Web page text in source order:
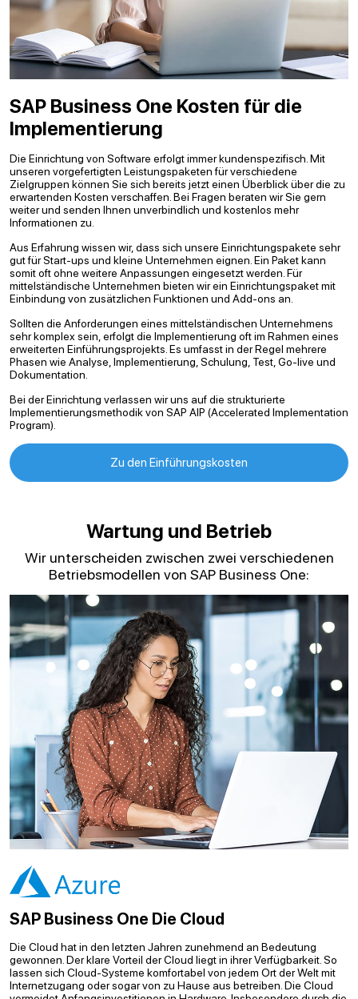
SAP Business One Kosten für die
Implementierung
Die Einrichtung von Software erfolgt immer kundenspezifisch. Mit
unseren vorgefertigten Leistungspaketen für verschiedene
Zielgruppen können Sie sich bereits jetzt einen Überblick über die zu
erwartenden Kosten verschaffen. Bei Fragen beraten wir Sie gern
weiter und senden Ihnen unverbindlich und kostenlos mehr
Informationen zu.
Aus Erfahrung wissen wir, dass sich unsere Einrichtungspakete sehr
gut für Start-ups und kleine Unternehmen eignen. Ein Paket kann
somit oft ohne weitere Anpassungen eingesetzt werden. Für
mittelständische Unternehmen bieten wir ein Einrichtungspaket mit
Einbindung von zusätzlichen Funktionen und Add-ons an.
Sollten die Anforderungen eines mittelständischen Unternehmens
sehr komplex sein, erfolgt die Implementierung oft im Rahmen eines
erweiterten Einführungsprojekts. Es umfasst in der Regel mehrere
Phasen wie Analyse, Implementierung, Schulung, Test, Go-live und
Dokumentation.
Bei der Einrichtung verlassen wir uns auf die strukturierte
Implementierungsmethodik von SAP AIP (Accelerated Implementation
Program).
Zu den Einführungskosten
Wartung und Betrieb
Wir unterscheiden zwischen zwei verschiedenen
Betriebsmodellen von SAP Business One:
SAP Business One Die Cloud
Die Cloud hat in den letzten Jahren zunehmend an Bedeutung
gewonnen. Der klare Vorteil der Cloud liegt in ihrer Verfügbarkeit. So
lassen sich Cloud-Systeme komfortabel von jedem Ort der Welt mit
Internetzugang oder sogar von zu Hause aus betreiben. Die Cloud